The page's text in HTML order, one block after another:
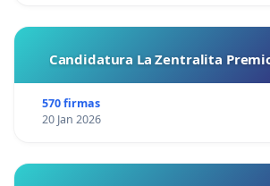
Candidatura La Zentralita
570 firmas
20 Jan 2026